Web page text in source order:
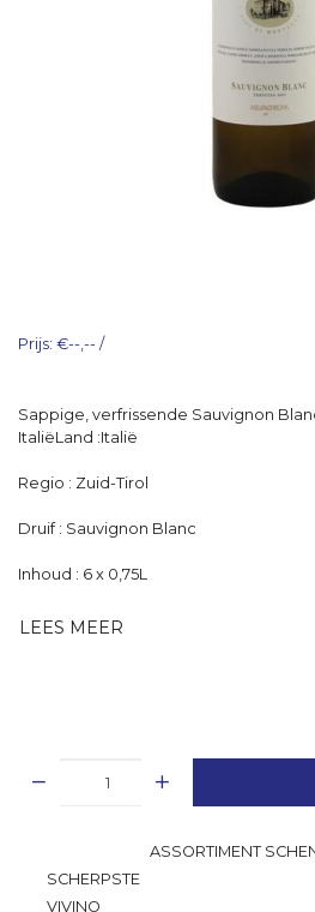
Prijs: €--,-- /
Sappige, verfrissende Sauvignon
ItaliëLand :Italië
Regio : Zuid-Tirol
Druif : Sauvignon Blanc
Inhoud : 6 x 0,75L
LEES MEER
ASSORTIMENT
SCHERPSTE
VIVINO